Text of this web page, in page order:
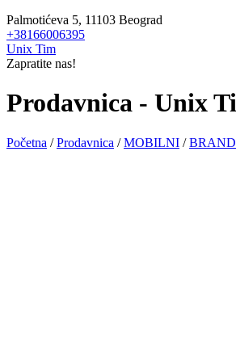
Palmotićeva 5, 11103 Beograd
+38166006395
Unix Tim
Zapratite nas!
Prodavnica - Unix
Početna /Prodavnica /MOBILNI /